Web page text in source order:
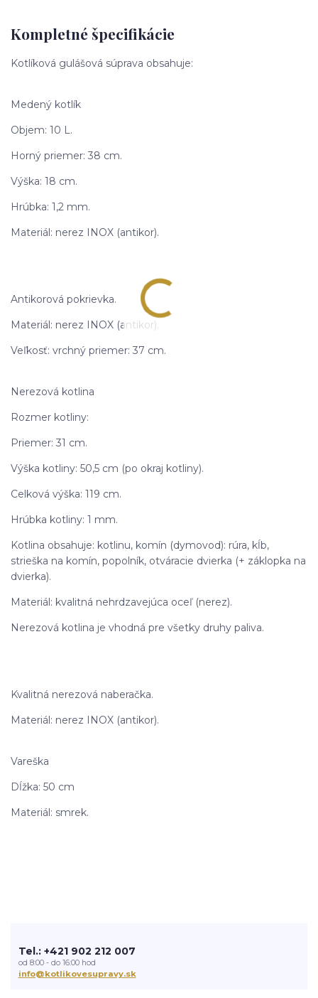
Kompletné špecifikácie
Kotlíková gulášová súprava obsahuje:
Medený kotlík
Objem: 10 L.
Horný priemer: 38 cm.
Výška: 18 cm.
Hrúbka: 1,2 mm.
Materiál: nerez INOX (antikor).
Antikorová pokrievka.
Materiál: nerez INOX (antikor).
Veľkosť: vrchný priemer: 37 cm.
Nerezová kotlina
Rozmer kotliny:
Priemer: 31 cm.
Výška kotliny: 50,5 cm (po okraj kotliny).
Celková výška: 119 cm.
Hrúbka kotliny: 1 mm.
Kotlina obsahuje: kotlinu, komín (dymovod): rúra, kĺb,
strieška na komín, popolník, otváracie dvierka (+ záklopka na
dvierka).
Materiál: kvalitná nehrdzavejúca oceľ (nerez).
Nerezová kotlina je vhodná pre všetky druhy paliva.
Kvalitná nerezová naberačka.
Materiál: nerez INOX (antikor).
Vareška
Dĺžka: 50 cm
Materiál: smrek.
Tel.: +421 902 212 007
od 8:00 - do 16:00 hod
info@kotlikovesupravy.sk